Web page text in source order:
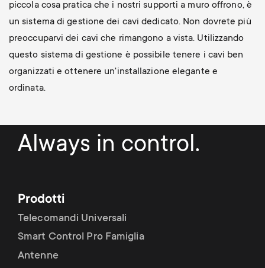
piccola cosa pratica che i nostri supporti a muro offrono, è
un sistema di gestione dei cavi dedicato. Non dovrete più
preoccuparvi dei cavi che rimangono a vista. Utilizzando
questo sistema di gestione è possibile tenere i cavi ben
organizzati e ottenere un'installazione elegante e
ordinata.
Always in control.
Prodotti
Telecomandi Universali
Smart Control Pro Famiglia
Antenne